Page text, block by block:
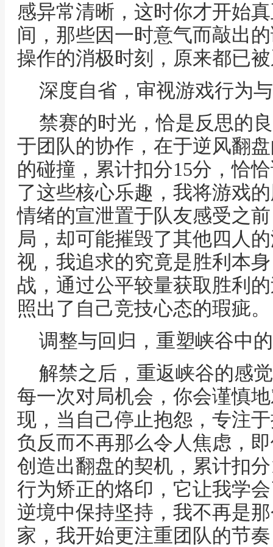
感异常清晰，这时你才开始
间，那些因一时意气而敲出
操作的消极时刻，原来都已
深度自省，审视游戏行为
禁赛的时光，恰是反思的
于团队的协作，在于逆风翻
的碰撞，累计扣分15分，恰
了这些核心乐趣，我将游戏
情绪的宣泄置于队友感受之
局，却可能摧毁了其他四人
视，我追求的究竟是胜利本
战，通过公平较量获取胜利
照出了自己竞技心态的瑕疵。
调整与回归，重塑峡谷中
解禁之后，重返峡谷的感
每一次对局机会，你会谨慎
现，当自己停止抱怨，专注
负反而不再那么令人焦虑，
创造出翻盘的契机，累计扣
行为矫正的烙印，它让我学
逆境中保持坚持，我不再是
家，我开始更注重团队的节